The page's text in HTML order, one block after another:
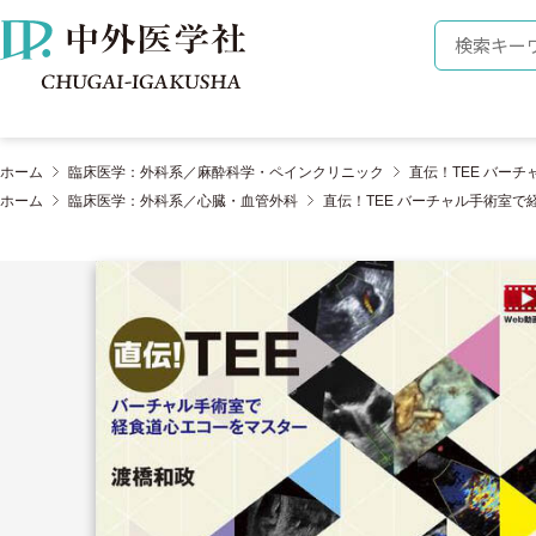
株式会社 中外医学社 検索キーワ
ホーム 臨床医学：外科系／麻酔科学・ペインクリニック
直伝！TEE バーチ
ホーム
臨床医学：外科系／心臓・血管外科 直伝！TEE バーチャル手術室で